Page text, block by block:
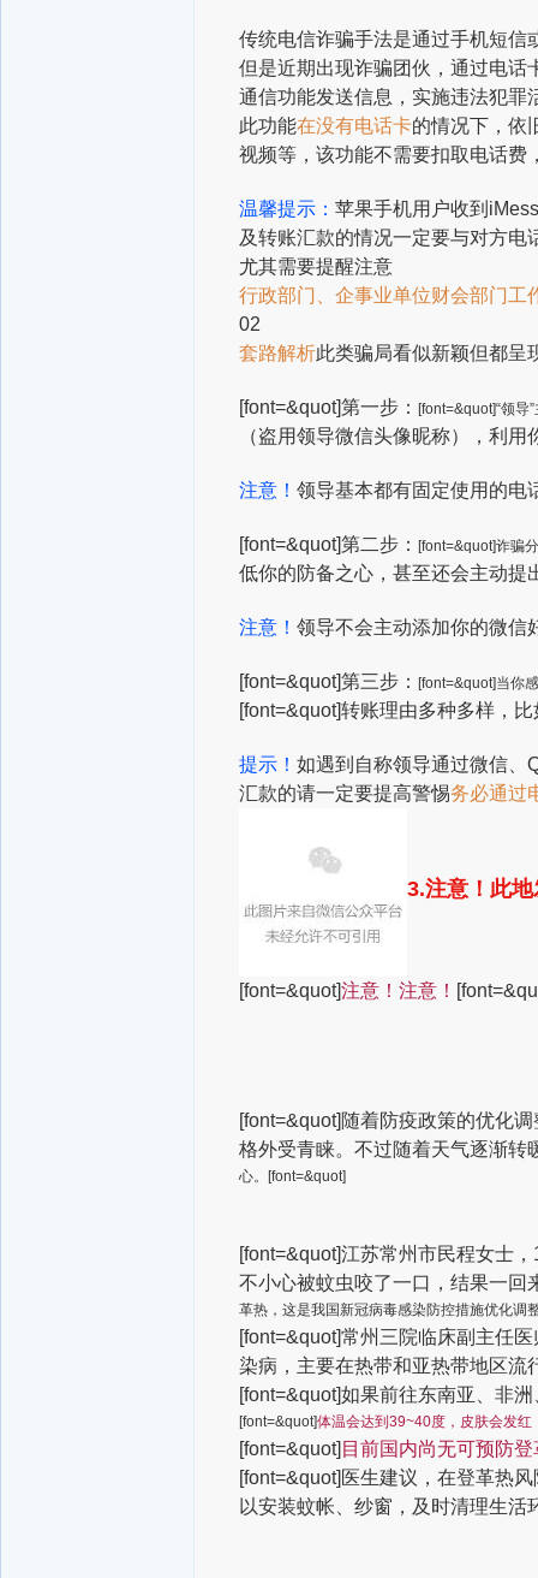
传统电信诈骗手法是通过手机短信
但是近期出现诈骗团伙，通过电话
通信功能发送信息，实施违法犯罪
此功能在没有电话卡的情况下，依
视频等，该功能不需要扣取电话费
温馨提示： 苹果手机用户收到
及转账汇款的情况一定要与对方
尤其需要提醒注意
行政部门、企事业单位财会部门工
02
套路解析此类骗局看似新颖但都呈
[font=&quot]第一步： [font=&quot]“领导
（盗用领导微信头像昵称），利用
注意！ 领导基本都有固定使用的电
[font=&quot]第二步： [font=&quot]诈骗
低你的防备之心，甚至还会主动提
注意！ 领导不会主动添加你的微信
[font=&quot]第三步： [font=&quot]当你
[font=&quot]转账理由多种多样，
提示！ 如遇到自称领导通过微信、
汇款的请一定要提高警惕务必通过
3.注意！此
[font=&quot]注意！注意！
[font=&quot]随着防疫政策的优化
格外受青睐。不过随着天气逐渐转
心。[font=&quot]
[font=&quot]江苏常州市民程女士
不小心被蚊虫咬了一口，结果一回
革热，这是我国新冠病毒感染防控措施优化调
[font=&quot]常州三院临床副主任
染病，主要在热带和亚热带地区流
[font=&quot]如果前往东南亚、非
[font=&quot]体温会达到39~40度，皮肤会发
[font=&quot] 目前国内尚无可预防
[font=&quot]医生建议，在登革热
以安装蚊帐、纱窗，及时清理生